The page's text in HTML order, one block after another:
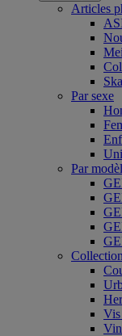
Articles
Par sexe
Par
Collection
Vis